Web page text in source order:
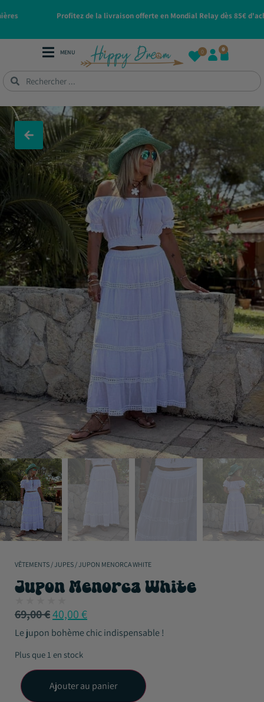
Profitez de la livraison offerte en Mondial Relay dès 85€ d'achat 🚚
MENU 0 0
VÊTEMENTS / JUPES / JUPON MENORCA WHITE
Jupon Menorca White
69,00€40,00€
Le jupon bohème chic indispensable !
Plus que 1 en stock
Ajouter au panier